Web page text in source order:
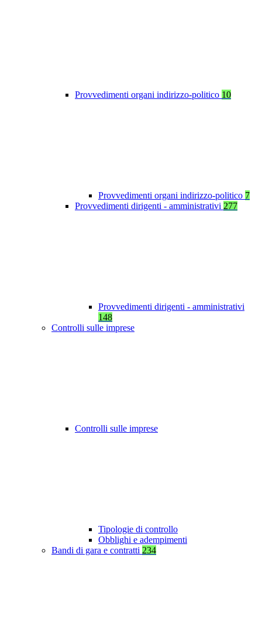
Provvedimenti organi indirizzo-politico 10
Provvedimenti organi indirizzo-politico 7
Provvedimenti dirigenti - amministrativi 277
Provvedimenti dirigenti - amministrativi
148
Controlli sulle imprese
Controlli sulle imprese
Tipologie di controllo
Obblighi e adempimenti
Bandi di gara e contratti 234